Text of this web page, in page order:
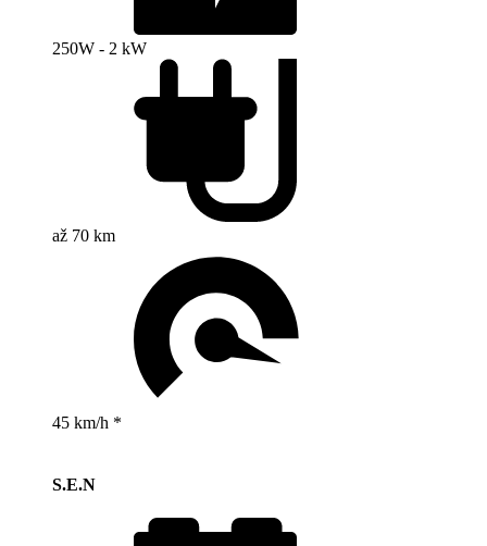
250W - 2 kW
až 70 km
45 km/h *
S.E.N